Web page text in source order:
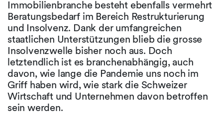
Immobilienbranche besteht ebenfalls vermehrt
Beratungsbedarf im Bereich Restrukturierung
und Insolvenz. Dank der umfangreichen
staatlichen Unterstützungen blieb die grosse
Insolvenzwelle bisher noch aus. Doch
letztendlich ist es branchenabhängig, auch
davon, wie lange die Pandemie uns noch im
Griff haben wird, wie stark die Schweizer
Wirtschaft und Unternehmen davon betroffen
sein werden.